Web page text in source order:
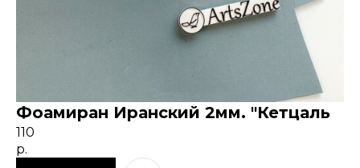
Фоамиран Иранский 2мм. "Кетцаль
110
р.